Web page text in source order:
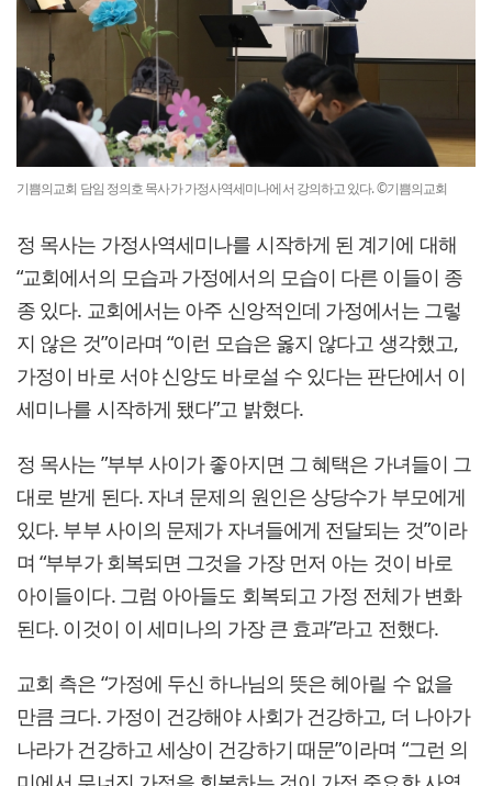
기쁨의교회 담임 정의호 목사가 가정사역세미나에서 강의하고 있다. ©기쁨의교회
정 목사는 가정사역세미나를 시작하게 된 계기에 대해
“교회에서의 모습과 가정에서의 모습이 다른 이들이 종
종 있다. 교회에서는 아주 신앙적인데 가정에서는 그렇
지 않은 것”이라며 “이런 모습은 옳지 않다고 생각했고,
가정이 바로 서야 신앙도 바로설 수 있다는 판단에서 이
세미나를 시작하게 됐다”고 밝혔다.
정 목사는 ”부부 사이가 좋아지면 그 혜택은 가녀들이 그
대로 받게 된다. 자녀 문제의 원인은 상당수가 부모에게
있다. 부부 사이의 문제가 자녀들에게 전달되는 것”이라
며 “부부가 회복되면 그것을 가장 먼저 아는 것이 바로
아이들이다. 그럼 아아들도 회복되고 가정 전체가 변화
된다. 이것이 이 세미나의 가장 큰 효과”라고 전했다.
교회 측은 “가정에 두신 하나님의 뜻은 헤아릴 수 없을
만큼 크다. 가정이 건강해야 사회가 건강하고, 더 나아가
나라가 건강하고 세상이 건강하기 때문”이라며 “그런 의